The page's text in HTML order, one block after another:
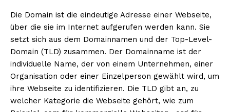
Die Domain ist die eindeutige Adresse einer Webseite,
über die sie im Internet aufgerufen werden kann. Sie
setzt sich aus dem Domainnamen und der Top-Level-
Domain (TLD) zusammen. Der Domainname ist der
individuelle Name, der von einem Unternehmen, einer
Organisation oder einer Einzelperson gewählt wird, um
ihre Webseite zu identifizieren. Die TLD gibt an, zu
welcher Kategorie die Webseite gehört, wie zum